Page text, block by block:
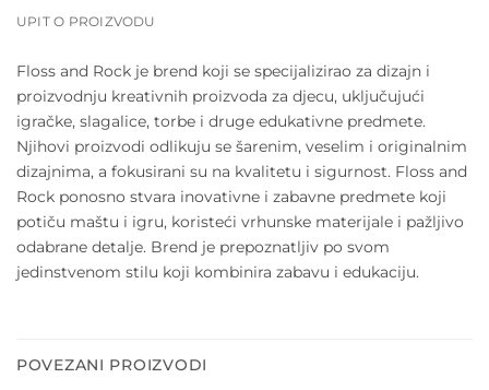
UPIT O PROIZVODU
Floss and Rock je brend koji se specijalizirao za dizajn i
proizvodnju kreativnih proizvoda za djecu, uključujući
igračke, slagalice, torbe i druge edukativne predmete.
Njihovi proizvodi odlikuju se šarenim, veselim i originalnim
dizajnima, a fokusirani su na kvalitetu i sigurnost. Floss and
Rock ponosno stvara inovativne i zabavne predmete koji
potiču maštu i igru, koristeći vrhunske materijale i pažljivo
odabrane detalje. Brend je prepoznatljiv po svom
jedinstvenom stilu koji kombinira zabavu i edukaciju.
POVEZANI PROIZVODI